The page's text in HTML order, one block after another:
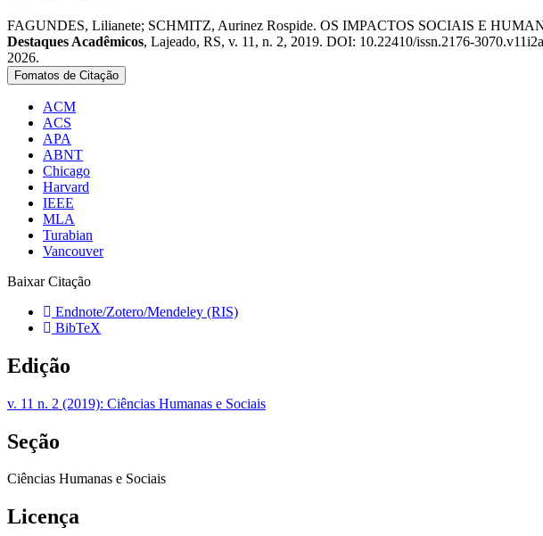
FAGUNDES, Lilianete; SCHMITZ, Aurinez Rospide. OS IMPACTOS SOCIAIS E
Destaques Acadêmicos, Lajeado, RS, v. 11, n. 2, 2019. DOI: 10.22410/issn.2176-
2026.
Fomatos de Citação
ACM
ACS
APA
ABNT
Chicago
Harvard
IEEE
MLA
Turabian
Vancouver
Baixar Citação
Endnote/Zotero/Mendeley (RIS)
BibTeX
Edição
v. 11 n. 2 (2019): Ciências Humanas e Sociais
Seção
Ciências Humanas e Sociais
Licença